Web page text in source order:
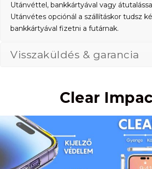
Utánvéttel, bankkártyával vagy
Utánvétes opciónál a szállításkor tudsz
bankkártyával fizetni a futárnak.
Visszaküldés & garancia
Clear